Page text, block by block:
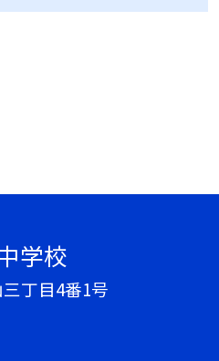
学校
丁目4番1号